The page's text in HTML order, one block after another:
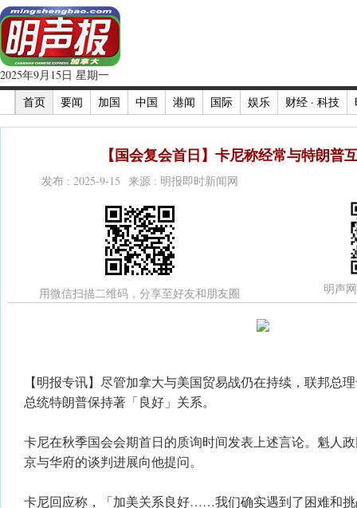
2025年9月15日 星期一
首页
要闻 加国 中国 港闻 国际 娱乐 财经 · 科技
【国会复会首日】卡尼称经常与特朗普
发布 : 2025-9-15 来源 : 明报即时新闻网
用微信扫描二维码，分享至好友和朋友圈 明声
【明报专讯】尽管加拿大与美国贸易战仍在持续，联邦总
总统特朗普保持著「良好」关系。
卡尼在秋季国会会期首日的质询时间发表上述言论。魁人
京与华府的谈判进展向他提问。
卡尼回应称，「加美关系良好……我们确实遇到了困难和